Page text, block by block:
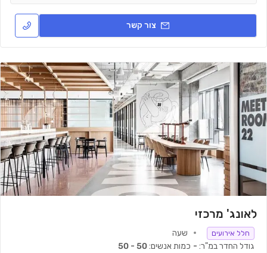
צור קשר
לאונג' מרכזי
חלל אירועים
שעה
כמות אנשים:50 - 50 גודל החדר במ"ר: -